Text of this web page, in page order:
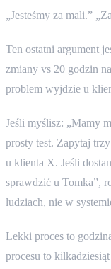
„Jesteśmy za mali.”
Ten ostatni argument
zmiany vs 20 godzin
problem wyjdzie u
Jeśli myślisz: „Mamy
prosty test. Zapytaj
u klienta X. Jeśli
sprawdzić u Tomka”,
ludziach, nie w
Lekki proces to
procesu to